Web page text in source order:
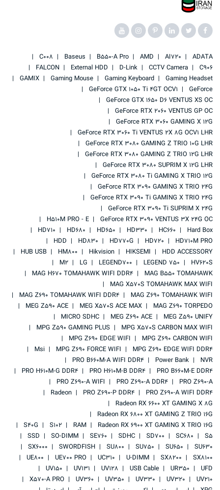
ADATA
AI720
AMD
B550-A Pro
Baseus
C008
C906
CCTV Camera
D-Link
External HDD
FALCON
Gaming Headset
Gaming Keyboard
Gaming Mouse
GAMIX
GeForce
GeForce GTX 1050 Ti 4GT OCV1
GeForce GTX 1650 D6 VENTUS XS OC
GeForce RTX 2060 VENTUS GP OC
GeForce RTX 3060 GAMING X 12G
GeForce RTX 3060 Ti VENTUS 2X 8G OCV1 LHR
GeForce RTX 3080 GAMING Z TRIO 10G LHR
GeForce RTX 3080 GAMING Z TRIO 12G LHR
GeForce RTX 3080 SUPRIM X 12G LHR
GeForce RTX 3080 Ti GAMING X TRIO 12G
GeForce RTX 3090 GAMING X TRIO 24G
GeForce RTX 3090 Ti GAMING X TRIO 24G
GeForce RTX 3090 Ti SUPRIM X 24G
GeForce RTX 3090 VENTUS 3X 24G OC
H510M PRO - E
Hard Box
HC660
HD330
HD650
HD680
HD710
HD710M PRO
HD720
HD770G
HD830
HDD
HDD ACCESSORY
HIKSEMI
Hikvision
HM800
HUB USB
HV620S
LEGEND 750
LEGEND700
LG
M2
MAG B550 TOMAHAWK
MAG H670 TOMAHAWK WIFI DDR4
MAG X570S TOMAHAWK MAX WIFI
MAG Z690 TOMAHAWK WIFI
MAG Z690 TOMAHAWK WIFI DDR4
MAG Z690 TORPEDO
MEG X570S ACE MAX
MEG Z590 ACE
MEG Z590 UNIFY
MEG Z690 ACE
MICRO SDHC
MPG X570S CARBON MAX WIFI
MPG Z590 GAMING PLUS
MPG Z690 CARBON WIFI
MPG Z690 EDGE WIFI
MPG Z690 EDGE WIFI DDR4
MPG Z690 FORCE WIFI
Msi
NVR
Power Bank
PRO B660M-A WIFI DDR4
PRO B660M-E DDR4
PRO H610M-B DDR4
PRO H610M-G DDR4
PRO Z690-A
PRO Z690-A DDR4
PRO Z690-A WIFI
PRO Z690-A WIFI DDR4
PRO Z690-P DDR4
Radeon
Radeon RX 6600 XT GAMING X 8G
Radeon RX 6800 XT GAMING Z TRIO 16G
Radeon RX 6900 XT GAMING X TRIO 16G
RAM
S102
S40G
S5
SC680
SD700
SDHC
SE760
SO-DIMM
SSD
SU630
SU650
SU750
SU800
SWORDFISH
SX6000
SX8100
SX8200
U-DIMM
UC310
UE700 PRO
UE800
UFD
UR350
USB Cable
UV128
UV131
UV150
UV210
UV320
UV330
UV350
UV360
X570-A PRO